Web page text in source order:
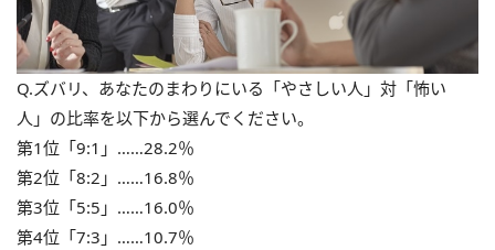
Q.ズバリ、あなたのまわりにいる「やさしい人」対「怖い
人」の比率を以下から選んでください。
第1位「9:1」……28.2％
第2位「8:2」……16.8％
第3位「5:5」……16.0％
第4位「7:3」……10.7％